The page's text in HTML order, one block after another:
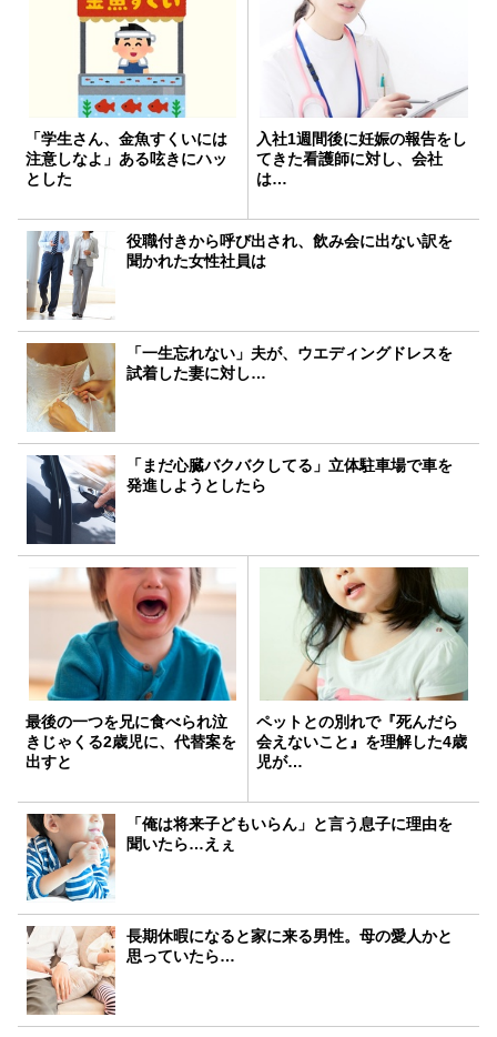
「学生さん、金魚すくいには
注意しなよ」ある呟きにハッ
とした
入社1週間後に妊娠の報告をし
てきた看護師に対し、会社
は…
役職付きから呼び出され、飲み会に出ない訳を
聞かれた女性社員は
「一生忘れない」夫が、ウエディングドレスを
試着した妻に対し…
「まだ心臓バクバクしてる」立体駐車場で車を
発進しようとしたら
最後の一つを兄に食べられ泣
きじゃくる2歳児に、代替案を
出すと
ペットとの別れで『死んだら
会えないこと』を理解した4歳
児が…
「俺は将来子どもいらん」と言う息子に理由を
聞いたら…えぇ
長期休暇になると家に来る男性。母の愛人かと
思っていたら…